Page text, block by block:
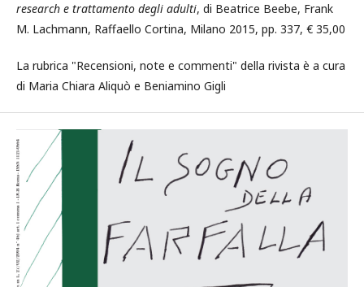
research e trattamento degli adulti, di Beatrice Beebe, Frank
M. Lachmann, Raffaello Cortina, Milano 2015, pp. 337, € 35,00
La rubrica "Recensioni, note e commenti" della rivista è a cura
di Maria Chiara Aliquò e Beniamino Gigli